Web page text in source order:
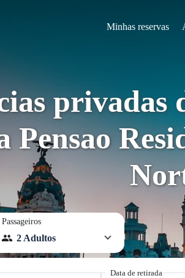
Minhas reservas
privadas
Pensao
Passageiros
2 Adultos
Data de retirada